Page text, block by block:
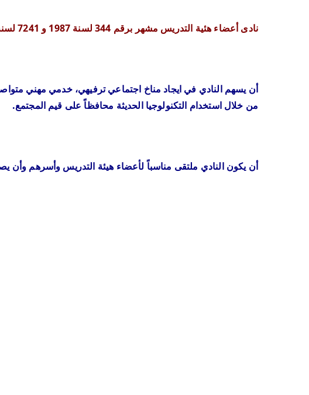
نادى أعضاء هئية التدريس مشهر برقم 344 لسنة 1987 و 7241 لسنة 2003م
أن يسهم النادي في ايجاد مناخ اجتماعي ترفيهي، خدمي مهني
من خلال استخدام التكنولوجيا الحديثة محافظاً على قيم المجتمع.
أن يكون النادي ملتقى مناسباً لأعضاء هيئة التدريس وأسرهم وأن